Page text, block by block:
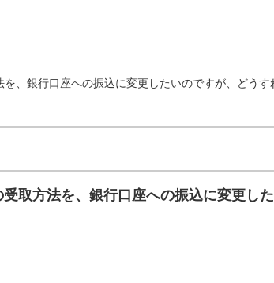
を、銀行口座への振込に変更したいのですが、どうす
取方法を、銀行口座への振込に変更し